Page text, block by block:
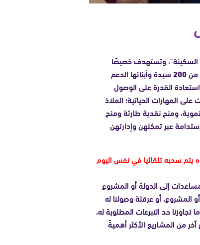
السكينة"، وتستهدف خصيصًا
من200 سيدة وأبنائها الدعم
القدرة على الوصول
المهارات الحياتية؛ الملاذ
ومنح نقدية طارئة ومنح
عبر تمكلهن وإدارتهن
يتم سحبه تلقائيا في نفس اليوم
إلى الدولة أو المشروع
المشروع، أو عرقلة وصولنا له
تجاوزنا حد التبرعات المطلوبة له،
من المشاريع الأكثر أهميةً